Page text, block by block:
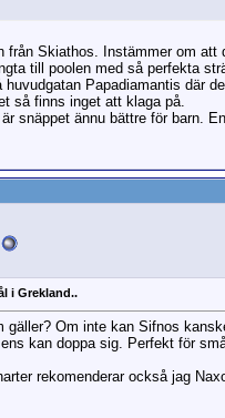
från Skiathos. Instämmer om
till poolen med så perfekta
Papadiamantis där
så finns inget att klaga på.
snäppet ännu bättre för barn.
i Grekland..
gäller? Om inte kan Sifnos
kan doppa sig. Perfekt för
rekomenderar också jag